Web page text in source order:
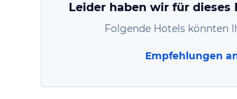
Leider haben wir für
Folgende Hotels könnten
Empfehlungen